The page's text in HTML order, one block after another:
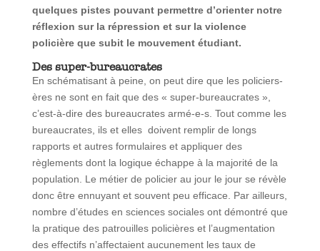
quelques pistes pouvant permettre d’orienter notre
réflexion sur la répression et sur la violence
policière que subit le mouvement étudiant.
Des super-bureaucrates
En schématisant à peine, on peut dire que les policiers-
ères ne sont en fait que des « super-bureaucrates »,
c’est-à-dire des bureaucrates armé-e-s. Tout comme les
bureaucrates, ils et elles doivent remplir de longs
rapports et autres formulaires et appliquer des
règlements dont la logique échappe à la majorité de la
population. Le métier de policier au jour le jour se révèle
donc être ennuyant et souvent peu efficace. Par ailleurs,
nombre d’études en sciences sociales ont démontré que
la pratique des patrouilles policières et l’augmentation
des effectifs n’affectaient aucunement les taux de